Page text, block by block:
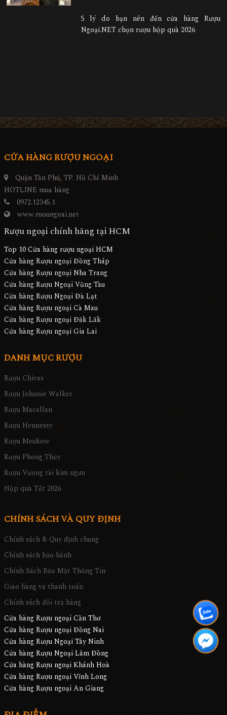
5 lý do bạn nên đến cửa hàng Rượu
Ngoại.NET chọn rượu hộp quà 2026
CỬA HÀNG RƯỢU NGOẠI
Quận Tân Phú, TP. Hồ Chí Minh
HOTLINE mua hàng
0972.12345.1
www.ruoungoai.net
Rượu ngoại chính hãng tại HCM
Top 10 Cửa hàng rượu ngoại HCM
Cửa hàng Rượu ngoại Đồng Tháp
Cửa hàng Rượu ngoại Nha Trang
Cửa hàng Rượu Ngoại Vũng Tàu
Cửa hàng Rượu Ngoại Đà Lạt
Cửa hàng Rượu ngoại Cà Mau
Cửa hàng Rượu ngoại Đăk Lăk
Cửa hàng Rượu ngoại Gia Lai
DANH MỤC RƯỢU
Rượu Chivas
Rượu Johnnie Walker
Rượu Macallan
Rượu Hennessy
Rượu Meukow
Rượu Phong Thủy
Rượu Vương tài kim ngưu
Hộp quà Tết 2026
CHÍNH SÁCH VÀ QUY ĐỊNH
Chính sách & Quy định chung
Chính sách bảo hành
Chính Sách Bảo Mật Thông Tin
Giao hàng và thanh toán
Chính sách đổi trả hàng
Cửa hàng Rượu ngoại Cần Thơ
Cửa hàng Rượu ngoại Đồng Nai
Cửa hàng Rượu Ngoại Tây Ninh
Cửa hàng Rượu Ngoại Lâm Đồng
Cửa hàng Rượu ngoại Khánh Hoà
Cửa hàng Rượu ngoại Vĩnh Long
Cửa hàng Rượu ngoại An Giang